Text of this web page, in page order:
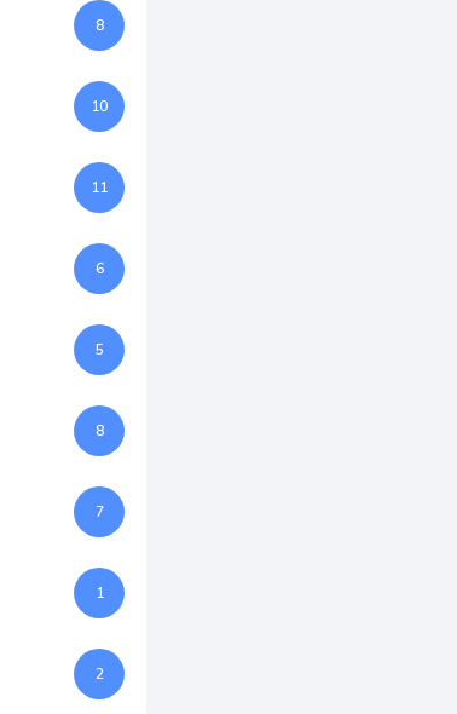
8
10
11
6
5
8
7
1
2